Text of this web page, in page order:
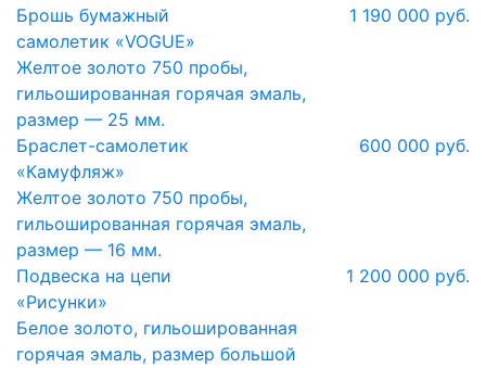
Брошь бумажный
самолетик «VOGUE»
1 190 000 руб.
Желтое золото 750 пробы,
гильошированная горячая эмаль,
размер — 25 мм.
Браслет-самолетик
«Камуфляж»
600 000 руб.
Желтое золото 750 пробы,
гильошированная горячая эмаль,
размер — 16 мм.
Подвеска на цепи
«Рисунки»
1 200 000 руб.
Белое золото, гильошированная
горячая эмаль, размер большой